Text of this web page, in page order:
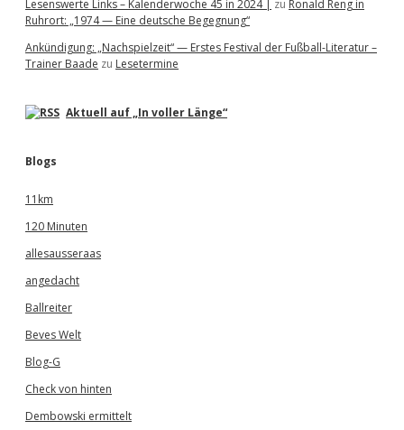
Lesenswerte Links – Kalenderwoche 45 in 2024 | zu Ronald Reng in
Ruhrort: „1974 — Eine deutsche Begegnung“
Ankündigung: „Nachspielzeit“ — Erstes Festival der Fußball-Literatur –
Trainer Baade zu Lesetermine
Aktuell auf „In voller Länge“
Blogs
11km
120 Minuten
allesausseraas
angedacht
Ballreiter
Beves Welt
Blog-G
Check von hinten
Dembowski ermittelt